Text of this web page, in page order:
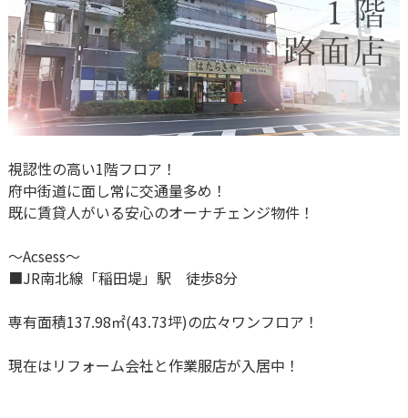
視認性の高い1階フロア！
府中街道に面し常に交通量多め！
既に賃貸人がいる安心のオーナチェンジ物件！
～Acsess～
■JR南北線「稲田堤」駅 徒歩8分
専有面積137.98㎡(43.73坪)の広々ワンフロア！
現在はリフォーム会社と作業服店が入居中！